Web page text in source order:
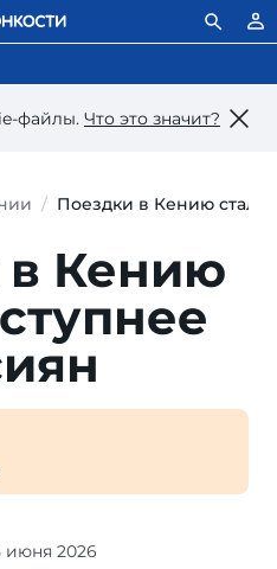
файлы. Что это значит?
Поездки в Кению стали
в Кению
июня 2026